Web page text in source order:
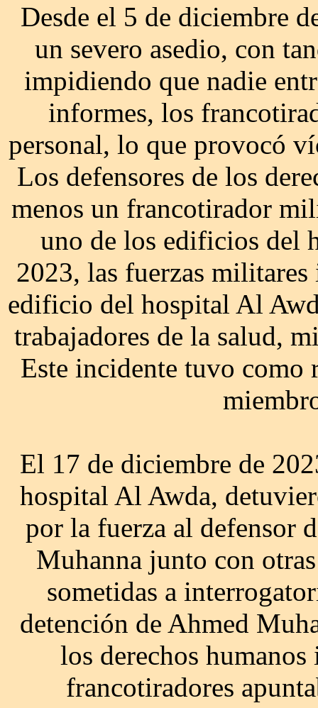
Desde el 5 de diciembre
un severo asedio, con
impidiendo que nadie
informes, los
personal, lo que provocó
Los defensores de los
menos un francotirador
uno de los edificios del
2023, las fuerzas
edificio del hospital Al
trabajadores de la salud,
Este incidente tuvo como
El 17 de diciembre de
hospital Al Awda,
por la fuerza al defensor
Muhanna junto con
sometidas a
detención de Ahmed
los derechos
francotiradores